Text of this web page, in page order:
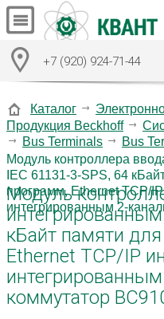
+7 (920) 924-71-44
Каталог
Продукция Beckhoff
Bus Terminals
Bus
Модуль контроллера
IEC 61131-3-SPS, 64
программ, Ethernet TCP/
интегрированным 2-
Модуль
кБайт памяти
Ethernet TCP/IP
коммутатор